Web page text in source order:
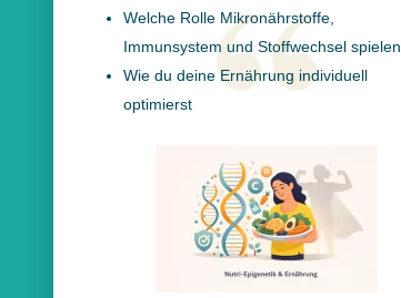
Welche Rolle Mikronährstoffe,
Immunsystem und Stoffwechsel spielen
Wie du deine Ernährung individuell
optimierst